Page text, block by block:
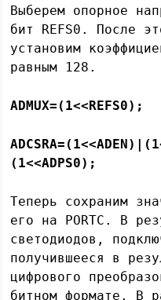
Выберем опорное
бит REFS0. После
установим
равным 128.
ADMUX=(1<< REFS0);
ADCSRA=(1<<ADEN
(1<<ADPS0);
Теперь сохраним
его на PORTC. В
светодиодов,
получившееся в
цифрового
битном формате. В